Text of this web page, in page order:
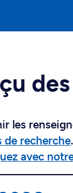
les
de recherche
avec